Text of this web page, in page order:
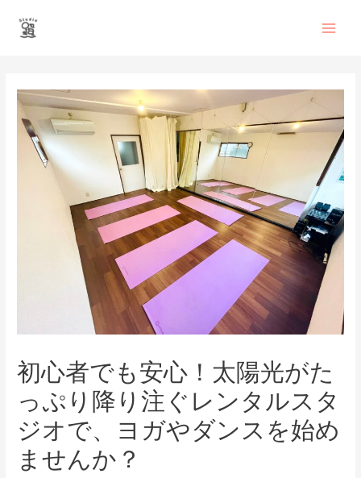
初心者でも安心！太陽光がた
っぷり降り注ぐレンタルスタ
ジオで、ヨガやダンスを始め
ませんか？
ナ
ゲ
ー
シ